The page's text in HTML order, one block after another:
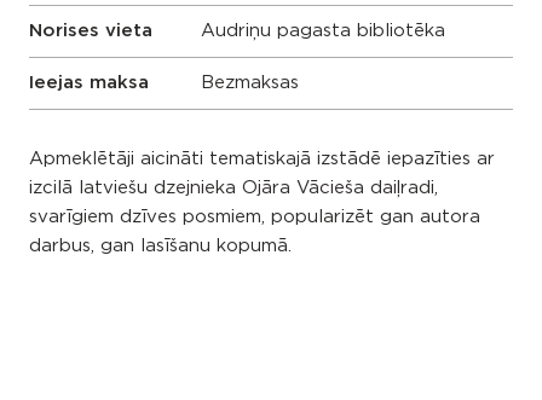
Norises vieta Audriņu pagasta bibliotēka
Ieejas maksa Bezmaksas
Apmeklētāji aicināti tematiskajā izstādē iepazīties ar
izcilā latviešu dzejnieka Ojāra Vācieša daiļradi,
svarīgiem dzīves posmiem, popularizēt gan autora
darbus, gan lasīšanu kopumā.